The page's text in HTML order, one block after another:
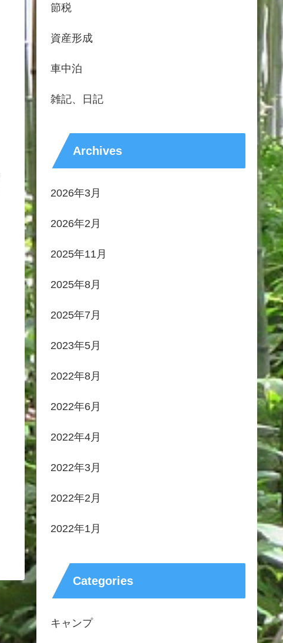
節税
資産形成
車中泊
雑記、日記
Archives
2026年3月
2026年2月
2025年11月
2025年8月
2025年7月
2023年5月
2022年8月
2022年6月
2022年4月
2022年3月
2022年2月
2022年1月
Categories
キャンプ